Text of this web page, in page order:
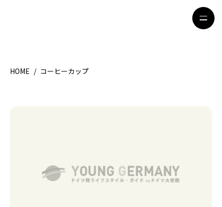
HOME
著者一覧
ライター募集
HOME / コーヒーカップ